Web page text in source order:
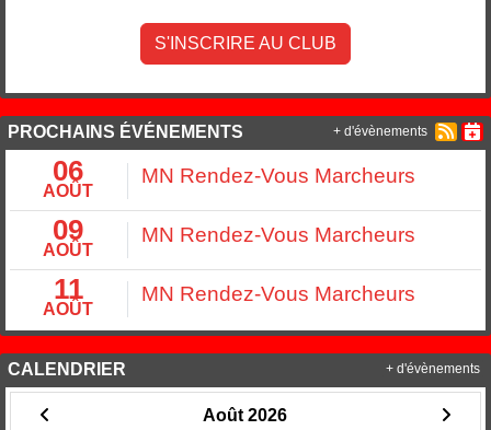
S'INSCRIRE AU CLUB
PROCHAINS ÉVÉNEMENTS
06
AOÛT
MN Rendez-Vous Marcheurs
09
AOÛT
MN Rendez-Vous Marcheurs
11
AOÛT
MN Rendez-Vous Marcheurs
+ d'évènements
CALENDRIER
Août 2026
+ d'évènements